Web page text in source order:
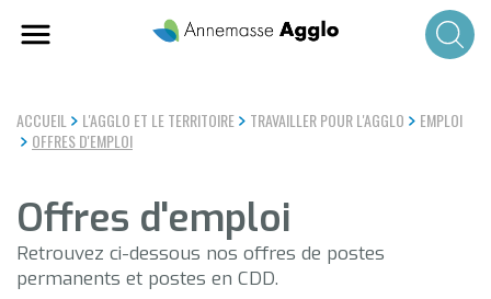
ACCUEIL L'AGGLO ET LE TERRITOIRE TRAVAILLER POUR L'AGGLO
EMPLOI
OFFRES D'EMPLOI
Offres d'emploi
Retrouvez ci-dessous nos offres de postes
permanents et postes en CDD.